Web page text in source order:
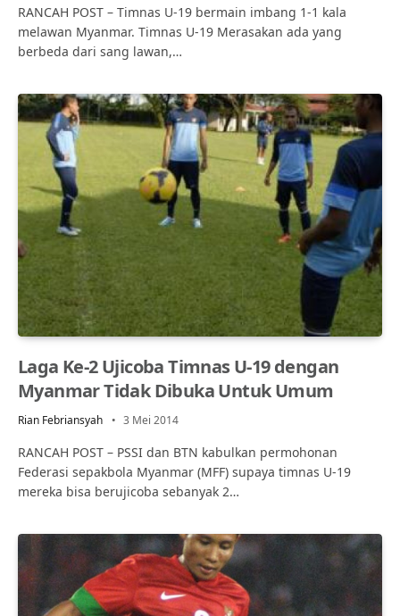
RANCAH POST – Timnas U-19 bermain imbang 1-1 kala
melawan Myanmar. Timnas U-19 Merasakan ada yang
berbeda dari sang lawan,…
Laga Ke-2 Ujicoba Timnas U-19 dengan
Myanmar Tidak Dibuka Untuk Umum
Rian Febriansyah 3 Mei 2014
RANCAH POST – PSSI dan BTN kabulkan permohonan
Federasi sepakbola Myanmar (MFF) supaya timnas U-19
mereka bisa berujicoba sebanyak 2…